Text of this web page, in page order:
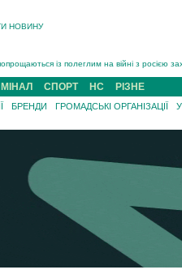
НОВИНУ
із полеглим на війні з росією
серпня попрощаються із захисником
загибель захисника із Нанкова на
поліг військовий з Виноградова Ігнат
ДТП за участі трьох авто
ТЦК на Закарпатті судитимуть за
СПОРТ НС РІЗНЕ
БРЕНДИ ГРОМАДСЬКІ ОРГАНІЗАЦІЇ